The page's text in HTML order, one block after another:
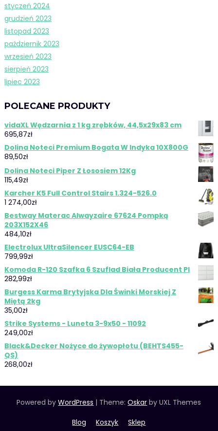
styczeń 2024
grudzień 2023
listopad 2023
październik 2023
wrzesień 2023
sierpień 2023
lipiec 2023
POLECANE PRODUKTY
vidaXL Wędzarnia z 1 kg zrębków, 44,5x29x83 cm
695,87zł
Dolina Noteci Premium Bogata W Indyka 10X800G
89,50zł
Dolina Noteci Piper Z Łososiem 12Kg
115,49zł
Karcher K5 Full Control Stairs 1.324-526.0
1 274,00zł
Bestway Materac Alwayzaire 67624 Pompką
203X152X46
484,10zł
Electrolux UltraSilencer EUSC64-EB
799,99zł
Komoda R-120 Szafka 6 Szuflad Biała Producent Pl
282,99zł
Burgess Karma Brytyjska Dla Świnki Morskiej Z
Miętą 2kg
35,00zł
Strike Systems - Luneta 3-9x50 - 11092
249,00zł
Black&Decker Nożyce do żywopłotu (BEHTS455-
QS)
268,00zł
Powered byWordPress | Theme:Oskar by UXL Themes
Blog Koszyk Sklep